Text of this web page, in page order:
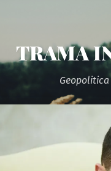
TRAMA